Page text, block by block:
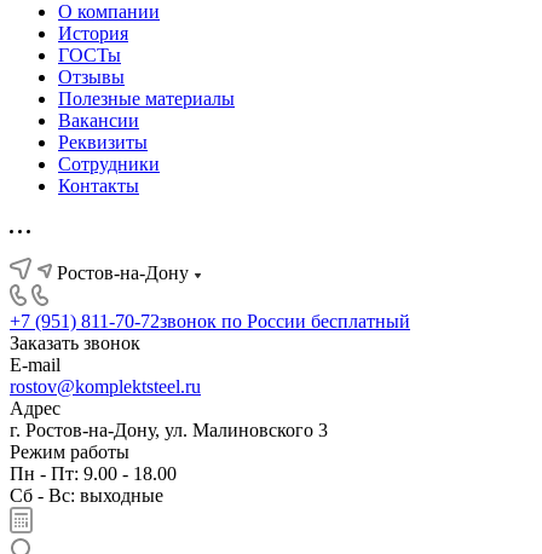
О компании
История
ГОСТы
Отзывы
Полезные материалы
Вакансии
Реквизиты
Сотрудники
Контакты
Ростов-на-Дону
+7 (951) 811-70-72звонок по России бесплатный
Заказать звонок
E-mail
rostov@komplektsteel.ru
Адрес
г. Ростов-на-Дону, ул. Малиновского 3
Режим работы
Пн - Пт: 9.00 - 18.00
Сб - Вс: выходные